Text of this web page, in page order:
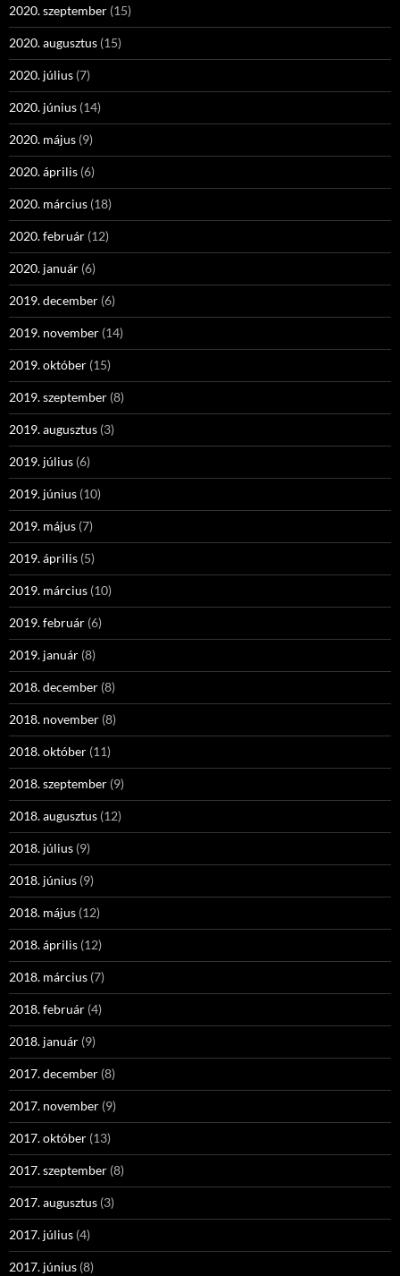
2020. szeptember (15)
2020. augusztus (15)
2020. július (7)
2020. június (14)
2020. május (9)
2020. április (6)
2020. március (18)
2020. február (12)
2020. január (6)
2019. december (6)
2019. november (14)
2019. október (15)
2019. szeptember (8)
2019. augusztus (3)
2019. július (6)
2019. június (10)
2019. május (7)
2019. április (5)
2019. március (10)
2019. február (6)
2019. január (8)
2018. december (8)
2018. november (8)
2018. október (11)
2018. szeptember (9)
2018. augusztus (12)
2018. július (9)
2018. június (9)
2018. május (12)
2018. április (12)
2018. március (7)
2018. február (4)
2018. január (9)
2017. december (8)
2017. november (9)
2017. október (13)
2017. szeptember (8)
2017. augusztus (3)
2017. július (4)
2017. június (8)